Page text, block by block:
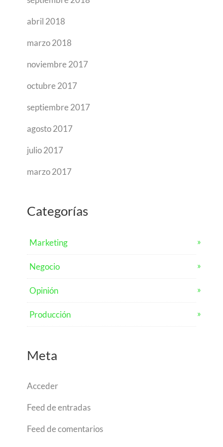
abril 2018
marzo 2018
noviembre 2017
octubre 2017
septiembre 2017
agosto 2017
julio 2017
marzo 2017
Categorías
Marketing
Negocio
Opinión
Producción
Meta
Acceder
Feed de entradas
Feed de comentarios